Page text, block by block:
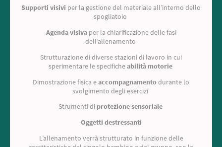
Supporti visivi per la gestione del materiale all’interno dello
spogliatoio
Agenda visivaper la chiarificazione delle fasi
dell’allenamento
Strutturazione di diverse stazioni di lavoro in cui
sperimentare le specificheabilità motorie
Dimostrazione fisica eaccompagnamentodurante lo
svolgimento degli esercizi
Strumenti di protezione sensoriale
Oggetti destressanti
L’allenamento verrà strutturato in funzione delle